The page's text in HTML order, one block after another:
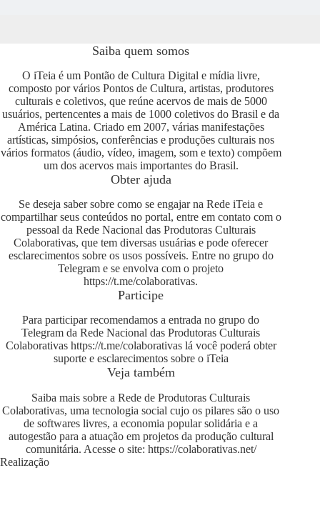
Saiba quem somos
O iTeia é um Pontão de Cultura Digital e mídia livre,
composto por vários Pontos de Cultura, artistas, produtores
culturais e coletivos, que reúne acervos de mais de 5000
usuários, pertencentes a mais de 1000 coletivos do Brasil e da
América Latina. Criado em 2007, várias manifestações
artísticas, simpósios, conferências e produções culturais nos
vários formatos (áudio, vídeo, imagem, som e texto) compõem
um dos acervos mais importantes do Brasil.
Obter ajuda
Se deseja saber sobre como se engajar na Rede iTeia e
compartilhar seus conteúdos no portal, entre em contato com o
pessoal da Rede Nacional das Produtoras Culturais
Colaborativas, que tem diversas usuárias e pode oferecer
esclarecimentos sobre os usos possíveis. Entre no grupo do
Telegram e se envolva com o projeto
https://t.me/colaborativas.
Participe
Para participar recomendamos a entrada no grupo do
Telegram da Rede Nacional das Produtoras Culturais
Colaborativas https://t.me/colaborativaslá você poderá obter
suporte e esclarecimentos sobre o iTeia
Veja também
Saiba mais sobre a Rede de Produtoras Culturais
Colaborativas, uma tecnologia social cujo os pilares são o uso
de softwares livres, a economia popular solidária e a
autogestão para a atuação em projetos da produção cultural
comunitária. Acesse o site: https://colaborativas.net/
Realização